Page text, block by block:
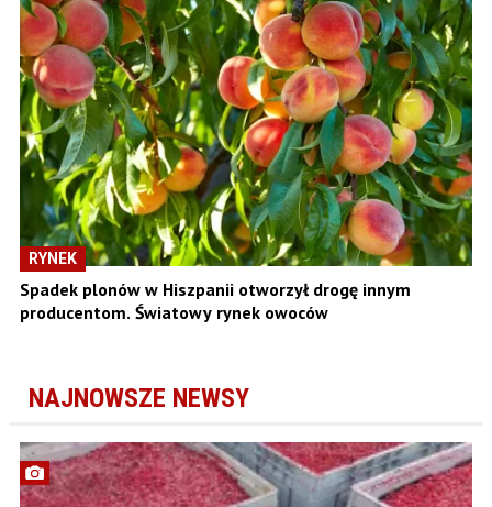
RYNEK
Spadek plonów w Hiszpanii otworzył drogę innym
producentom. Światowy rynek owoców
NAJNOWSZE NEWSY